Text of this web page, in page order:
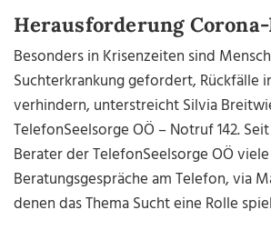
Herausforderung
Besonders in Krisenzeiten sind
Suchterkrankung gefordert, Rückfälle
verhindern, unterstreicht Silvia
TelefonSeelsorge OÖ – Notruf 142.
Berater der TelefonSeelsorge OÖ viele
Beratungsgespräche am Telefon, via
denen das Thema Sucht eine Rolle